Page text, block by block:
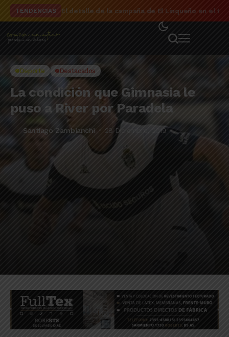
TENDENCIAS El detalle de la campaña de El Linqueño en el
Deporte Destacados
La condición que Gimnasia le
puso a River por Paradela
Santiago Zambianchi 28 Diciembre, 2019